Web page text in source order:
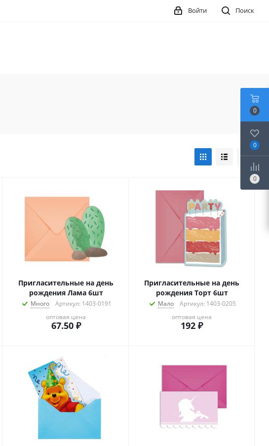
Поиск
Войти
Пригласительные на день
рождения Лама 6шт
Много
Артикул: 1403-0191
оптовая цена
67.50₽
Пригласительные на день
рождения Торт 6шт
Мало
Артикул: 1403-0205
оптовая цена
192 ₽
0
0
0